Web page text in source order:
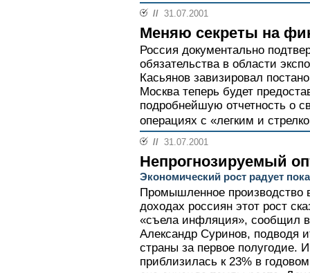
// 31.07.2001
Меняю секреты на
Россия документально
обязательства в области
Касьянов завизировал
Москва теперь будет
подробнейшую отчетность о
операциях с «легким и
// 31.07.2001
Непрогнозируемый
Экономический рост радует
Промышленное производство
доходах россиян этот рост
«съела инфляция», сообщил
Александр Суринов, подводя
страны за первое полугодие.
приблизилась к 23% в